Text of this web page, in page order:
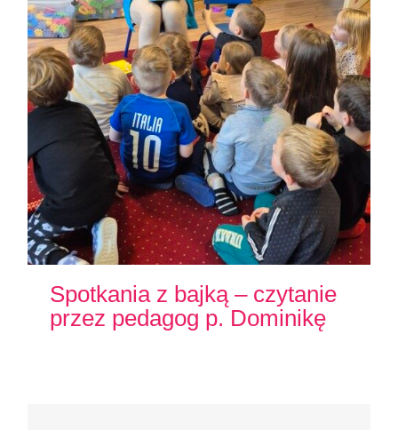
Spotkania z bajką – czytanie
przez pedagog p. Dominikę